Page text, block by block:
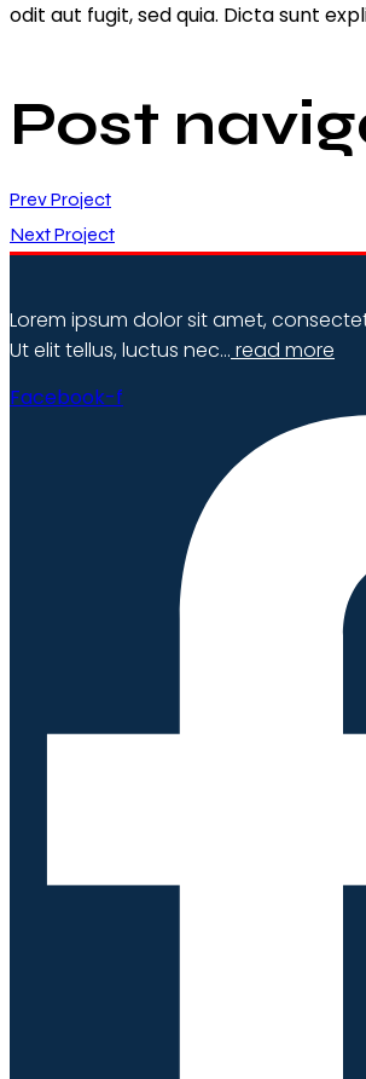
odit aut fugit, sed quia. Dicta sunt
Post
Prev Project
Next Project
Lorem ipsum dolor sit amet,
Ut elit tellus, luctus nec… read more
Facebook-f